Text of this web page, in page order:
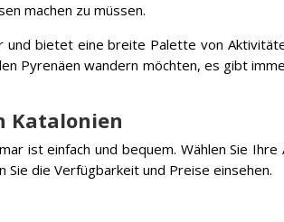
machen zu müssen.
und bietet eine breite Palette von
Pyrenäen wandern möchten, es gibt
Katalonien
ist einfach und bequem. Wählen Sie
Sie die Verfügbarkeit und Preise einsehen.